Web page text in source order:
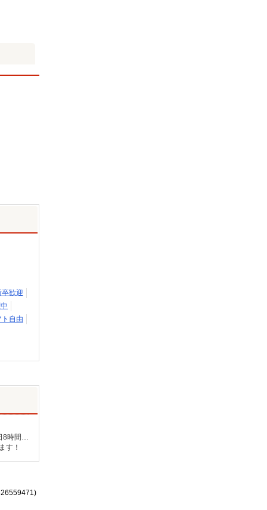
歓迎
自由
未経験：時給1250〜1450円（資格・経験による） 経験者：時給1450〜1650円（資格・経験による） ◎月収例 時給1650円×1日8時間×22日（週5日）＝29万400円 ◆昇給あり ◆支払い方法 ※日払い/週払い/月払い対応も可能です。詳しくは面談時にご相談ください。 ◆交通費：別途全額支給 ※当社規定あり
す！